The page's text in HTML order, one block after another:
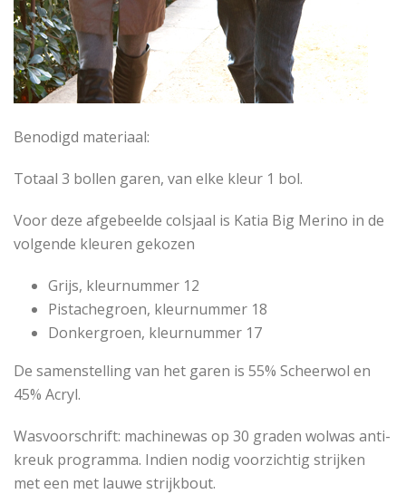
Benodigd materiaal:
Totaal 3 bollen garen, van elke kleur 1 bol.
Voor deze afgebeelde colsjaal is Katia Big Merino in de
volgende kleuren gekozen
Grijs, kleurnummer 12
Pistachegroen, kleurnummer 18
Donkergroen, kleurnummer 17
De samenstelling van het garen is 55% Scheerwol en
45% Acryl.
Wasvoorschrift: machinewas op 30 graden wolwas anti-
kreuk programma. Indien nodig voorzichtig strijken
met een met lauwe strijkbout.